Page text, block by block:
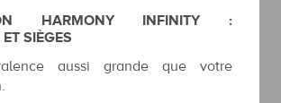
HARMONY INFINITY :
SIÈGES
aussi grande que votre